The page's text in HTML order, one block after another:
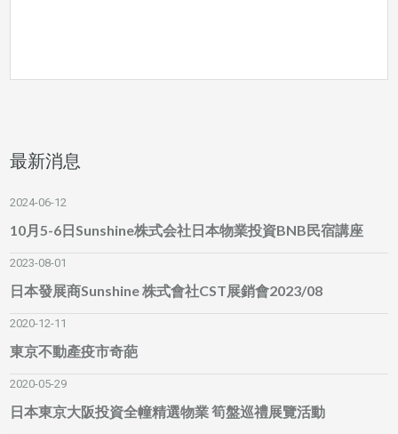
最新消息
2024-06-12
10月5-6日Sunshine株式会社日本物業投資BNB民宿講座
2023-08-01
日本發展商Sunshine 株式會社CST展銷會2023/08
2020-12-11
東京不動產疫市奇葩
2020-05-29
日本東京大阪投資全幢精選物業 筍盤巡禮展覽活動